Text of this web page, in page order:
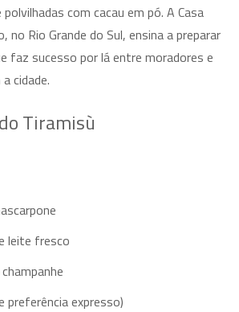
com cacau em pó. A Casa
no Rio Grande do Sul, ensina a preparar
faz sucesso por lá entre moradores e
cidade.
Tiramisù
leite fresco
preferência expresso)